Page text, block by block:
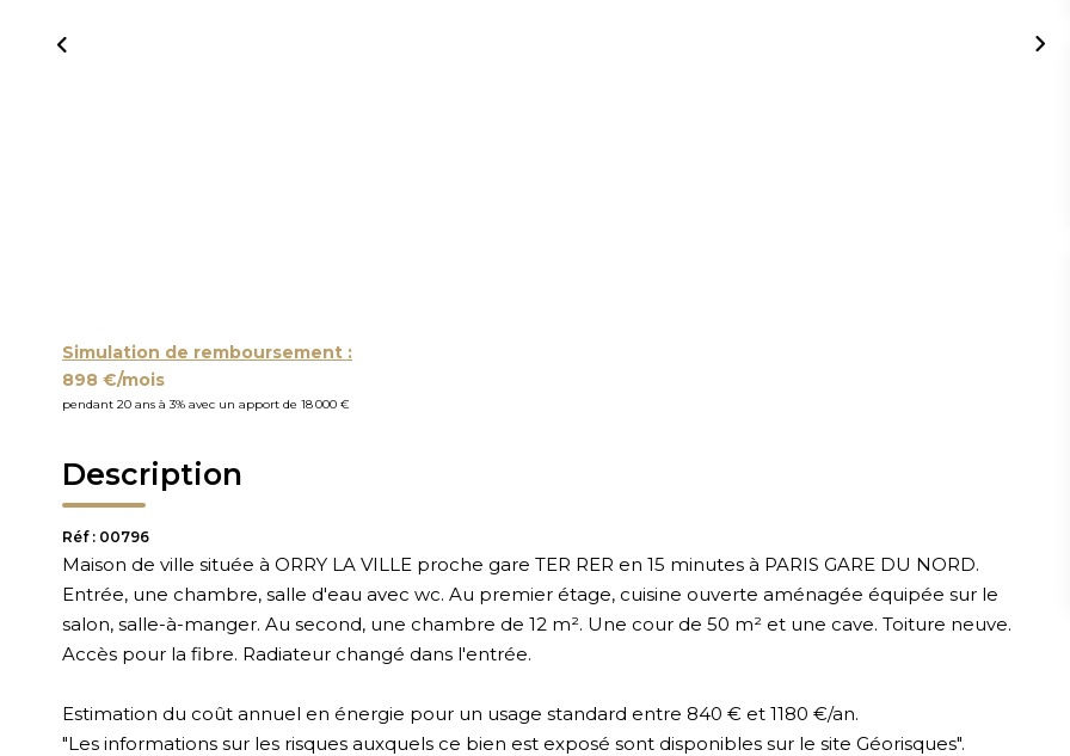
Simulation de remboursement :
898 €/mois
pendant 20 ans à 3% avec un apport de 18 000 €
Description
Réf : 00796
Maison de ville située à ORRY LA VILLE proche gare TER RER en 15 minutes à PARIS GARE DU NORD.
Entrée, une chambre, salle d'eau avec wc. Au premier étage, cuisine ouverte aménagée équipée sur le
salon, salle-à-manger. Au second, une chambre de 12 m². Une cour de 50 m² et une cave. Toiture neuve.
Accès pour la fibre. Radiateur changé dans l'entrée.
Estimation du coût annuel en énergie pour un usage standard entre 840 € et 1180 €/an.
"Les informations sur les risques auxquels ce bien est exposé sont disponibles sur le site Géorisques".